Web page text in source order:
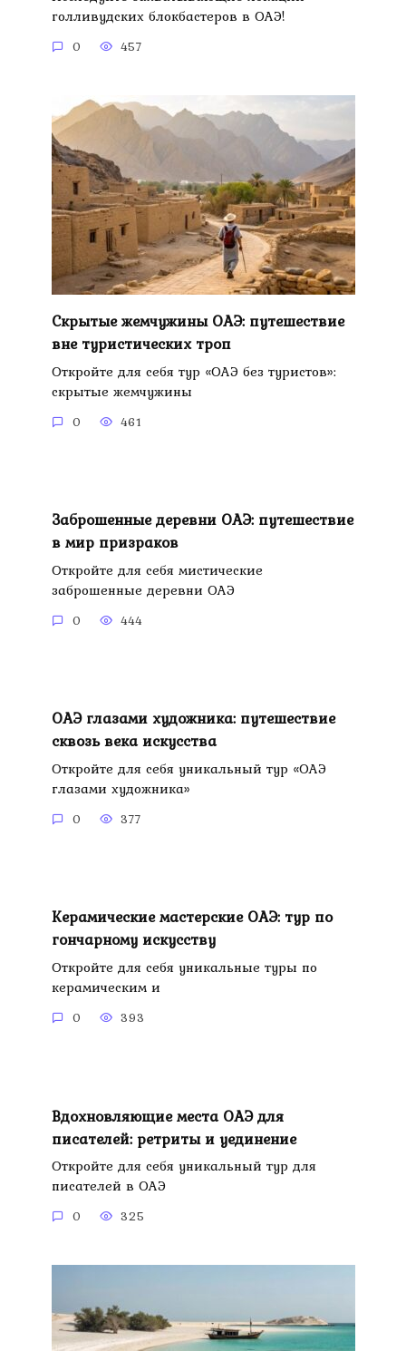
голливудских блокбастеров в ОАЭ!
0 457
Скрытые жемчужины ОАЭ: путешествие
вне туристических троп
Откройте для себя тур «ОАЭ без туристов»:
скрытые жемчужины
0 461
Заброшенные деревни ОАЭ: путешествие
в мир призраков
Откройте для себя мистические
заброшенные деревни ОАЭ
0 444
ОАЭ глазами художника: путешествие
сквозь века искусства
Откройте для себя уникальный тур «ОАЭ
глазами художника»
0 377
Керамические мастерские ОАЭ: тур по
гончарному искусству
Откройте для себя уникальные туры по
керамическим и
0 393
Вдохновляющие места ОАЭ для
писателей: ретриты и уединение
Откройте для себя уникальный тур для
писателей в ОАЭ
0 325